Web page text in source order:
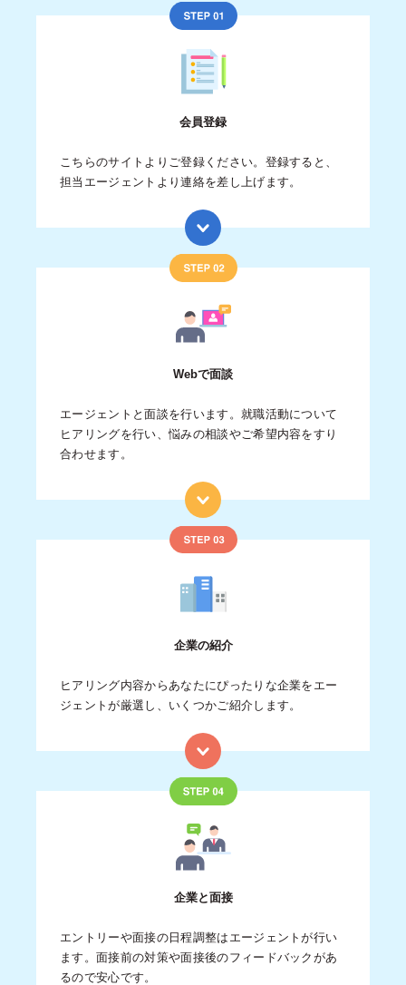
会員登録
こちらのサイトよりご登録ください。登録すると、
担当エージェントより連絡を差し上げます。
Webで面談
エージェントと面談を行います。就職活動について
ヒアリングを行い、悩みの相談やご希望内容をすり
合わせます。
企業の紹介
ヒアリング内容からあなたにぴったりな企業をエー
ジェントが厳選し、いくつかご紹介します。
企業と面接
エントリーや面接の日程調整はエージェントが行い
ます。面接前の対策や面接後のフィードバックがあ
るので安心です。